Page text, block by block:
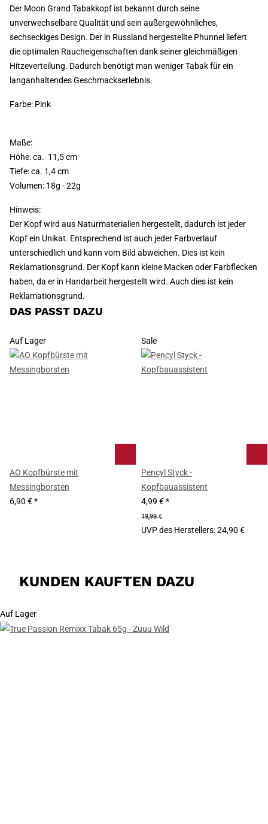
Der Moon Grand Tabakkopf ist bekannt durch seine
unverwechselbare Qualität und sein außergewöhnliches,
sechseckiges Design. Der in Russland hergestellte Phunnel liefert
die optimalen Raucheigenschaften dank seiner gleichmäßigen
Hitzeverteilung. Dadurch benötigt man weniger Tabak für ein
langanhaltendes Geschmackserlebnis.
Farbe: Pink
Maße:
Höhe: ca. 11,5 cm
Tiefe: ca. 1,4 cm
Volumen: 18g - 22g
Hinweis:
Der Kopf wird aus Naturmaterialien hergestellt, dadurch ist jeder
Kopf ein Unikat. Entsprechend ist auch jeder Farbverlauf
unterschiedlich und kann vom Bild abweichen. Dies ist kein
Reklamationsgrund. Der Kopf kann kleine Macken oder Farbflecken
haben, da er in Handarbeit hergestellt wird. Auch dies ist kein
Reklamationsgrund.
DAS PASST DAZU
Auf Lager
AO Kopfbürste mit
Messingborsten
6,90 €*
Sale
Pencyl Styck -
Kopfbauassistent
4,99 €*
19,99 €
UVP des Herstellers:24,90 €
KUNDEN KAUFTEN DAZU
Auf Lager